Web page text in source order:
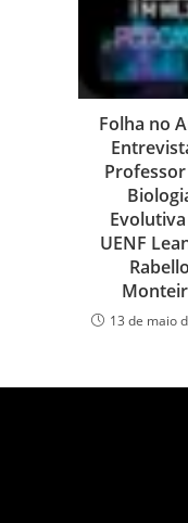
Folha no
UENF
Rabello
13 de maio